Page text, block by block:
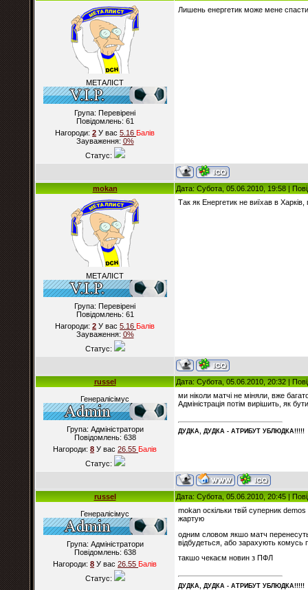
МЕТАЛІСТ
Група: Перевірені
Повідомлень: 61
Нагороди: 2 У вас 5.16 Балiв
Зауваження: 0%
Статус:
Лишень енергетик може мене
mokan Дата: Субота, 05.06.2010, 19:58 |
МЕТАЛІСТ
Група: Перевірені
Повідомлень: 61
Нагороди: 2 У вас 5.16 Балiв
Зауваження: 0%
Статус:
Так як Енергетик не виїхав в
russel Дата: Субота, 05.06.2010, 20:32 |
Генералісімус
Група: Адміністратори
Повідомлень: 638
Нагороди: 8 У вас 26.55 Балiв
Статус:
ми ніколи матчі не міняли, вже
Адміністрація потім вирішить, як
ДУДКА, ДУДКА - АТРИБУT УБЛЮДКА!!!!!
russel Дата: Субота, 05.06.2010, 20:45 |
Генералісімус
Група: Адміністратори
Повідомлень: 638
Нагороди: 8 У вас 26.55 Балiв
Статус:
mokan оскільки твій суперник
жартую
одним словом якшо матч
відбудеться, або зарахують
такшо чекаєм новин з ПФЛ
ДУДКА, ДУДКА - АТРИБУT УБЛЮДКА!!!!!